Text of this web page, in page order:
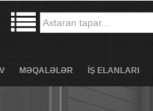
MƏQALƏLƏR İŞ ELANLARI